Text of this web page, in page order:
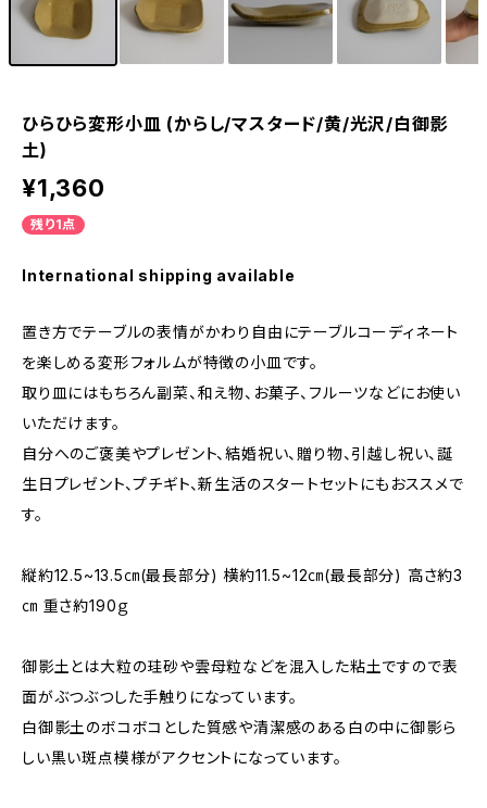
ひらひら変形小皿 (からし/マスタード/黄/光沢/白御影
土)
¥1,360
残り1点
International shipping available
置き方でテーブルの表情がかわり自由にテーブルコーディネート
を楽しめる変形フォルムが特徴の小皿です。
取り皿にはもちろん副菜、和え物、お菓子、フルーツなどにお使い
いただけます。
自分へのご褒美やプレゼント、結婚祝い、贈り物、引越し祝い、誕
生日プレゼント、プチギト、新生活のスタートセットにもおススメで
す。
縦約12.5~13.5㎝(最長部分) 横約11.5~12㎝(最長部分) 高さ約3
㎝ 重さ約190ｇ
御影土とは大粒の珪砂や雲母粒などを混入した粘土ですので表
面がぶつぶつした手触りになっています。
白御影土のボコボコとした質感や清潔感のある白の中に御影ら
しい黒い斑点模様がアクセントになっています。